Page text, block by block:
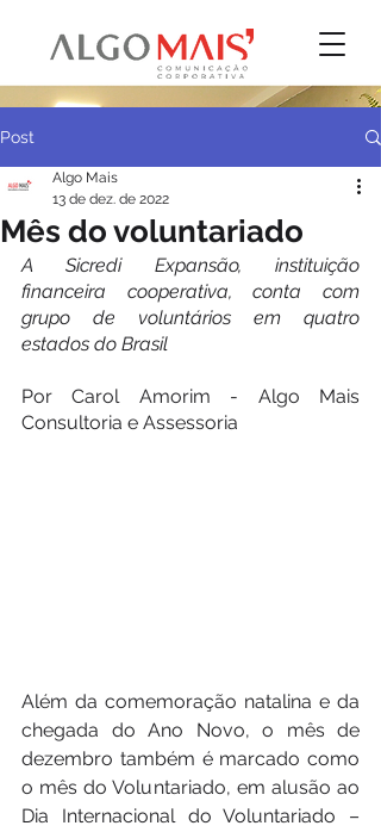
Post
Mês do voluntariado
Algo Mais
13 de dez. de 2022
A Sicredi Expansão, instituição
financeira cooperativa, conta com
grupo de voluntários em quatro
estados do Brasil
Por Carol Amorim - Algo Mais
Consultoria e Assessoria
Além da comemoração natalina e da
chegada do Ano Novo, o mês de
dezembro também é marcado como
o mês do Voluntariado, em alusão ao
Dia Internacional do Voluntariado –